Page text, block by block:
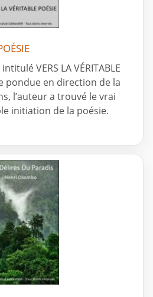
VERS LA VÉRITABLE
pondue en direction de la
l’auteur a trouvé le vrai
initiation de la poésie.